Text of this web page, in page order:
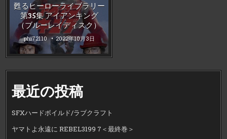
甦るヒーローライブラリー
第35集 アイアンキング
（ブルーレイディスク）
phi72110 2022年10月3日
最近の投稿
SFXハードボイルド/ラブクラフト
ヤマトよ永遠に REBEL3199 7＜最終巻＞